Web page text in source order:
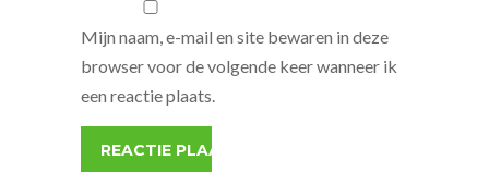
Mijn naam, e-mail en site bewaren in deze
browser voor de volgende keer wanneer ik
een reactie plaats.